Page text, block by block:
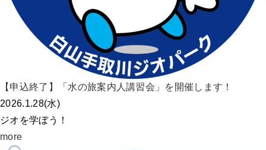
【申込終了】「水の旅案内人講習会」を開催します！
2026.1.28(水)
ジオを学ぼう！
more